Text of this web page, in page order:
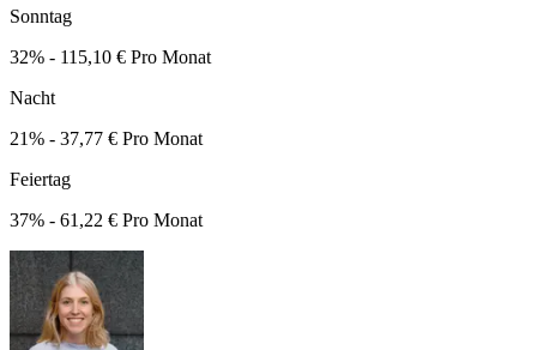
Sonntag
32% - 115,10 € Pro Monat
Nacht
21% - 37,77 € Pro Monat
Feiertag
37% - 61,22 € Pro Monat